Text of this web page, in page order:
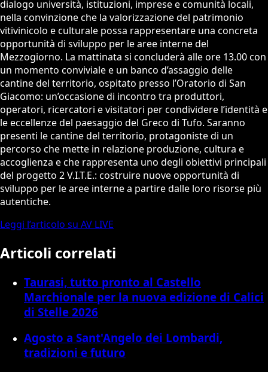
dialogo università, istituzioni, imprese e comunità locali,
nella convinzione che la valorizzazione del patrimonio
vitivinicolo e culturale possa rappresentare una concreta
opportunità di sviluppo per le aree interne del
Mezzogiorno. La mattinata si concluderà alle ore 13.00 con
un momento conviviale e un banco d’assaggio delle
cantine del territorio, ospitato presso l’Oratorio di San
Giacomo: un’occasione di incontro tra produttori,
operatori, ricercatori e visitatori per condividere l’identità e
le eccellenze del paesaggio del Greco di Tufo. Saranno
presenti le cantine del territorio, protagoniste di un
percorso che mette in relazione produzione, cultura e
accoglienza e che rappresenta uno degli obiettivi principali
del progetto 2 V.I.T.E.: costruire nuove opportunità di
sviluppo per le aree interne a partire dalle loro risorse più
autentiche.
Leggi l’articolo su AV LIVE
Articoli correlati
Taurasi, tutto pronto al Castello
Marchionale per la nuova edizione di Calici
di Stelle 2026
Agosto a Sant'Angelo dei Lombardi,
tradizioni e futuro